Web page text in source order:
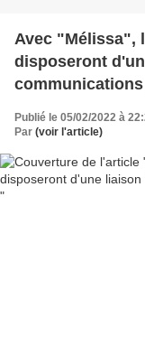
Avec "Mélissa",
disposeront
Publié le 05/02/2022 à
Par (voir l'article)